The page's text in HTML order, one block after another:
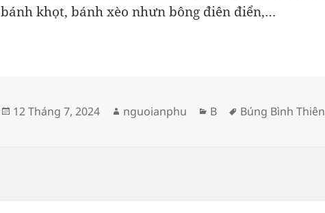
bánh khọt, bánh xèo nhưn bông điên điển,…
Đăng
12 Tháng 7, 2024
Tác
nguoianphu
Danh
B Thẻ
Búng Bình Thiên